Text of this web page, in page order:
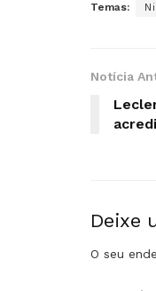
Temas:
Notícia
Deixe
O seu